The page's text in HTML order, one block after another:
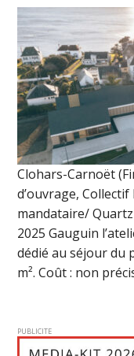
Clohars-Carnoët
d’ouvrage,
mandataire/
2025 Gauguin
dédié au séjour du
m². Coût : non
PUBLICITE